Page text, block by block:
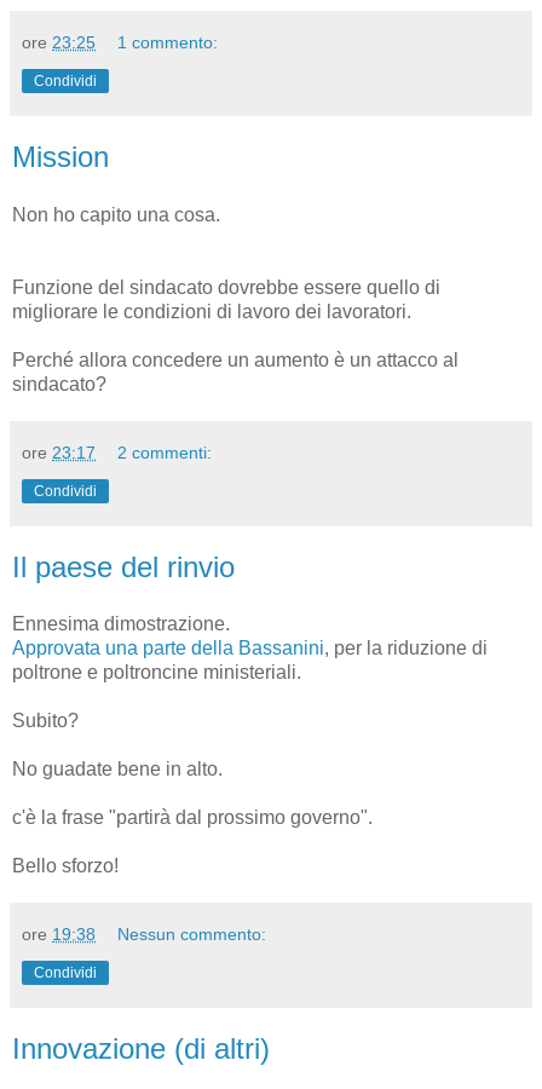
ore 23:25 1 commento:
Condividi
Mission
Non ho capito una cosa.
Funzione del sindacato dovrebbe essere quello di
migliorare le condizioni di lavoro dei lavoratori.
Perché allora concedere un aumento è un attacco al
sindacato?
ore 23:17 2 commenti:
Condividi
Il paese del rinvio
Ennesima dimostrazione.
Approvata una parte della Bassanini, per la riduzione di
poltrone e poltroncine ministeriali.
Subito?
No guadate bene in alto.
c'è la frase "partirà dal prossimo governo".
Bello sforzo!
ore 19:38 Nessun commento:
Condividi
Innovazione (di altri)